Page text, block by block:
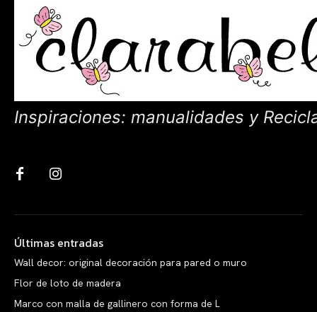
Inspiraciones: manualidades y
Últimas entradas
Wall decor: original decoración para pared o muro
Flor de loto de madera
Marco con malla de gallinero con forma de L